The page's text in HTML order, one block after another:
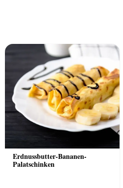
Erdnussbutter-Bananen-
Palatschinken